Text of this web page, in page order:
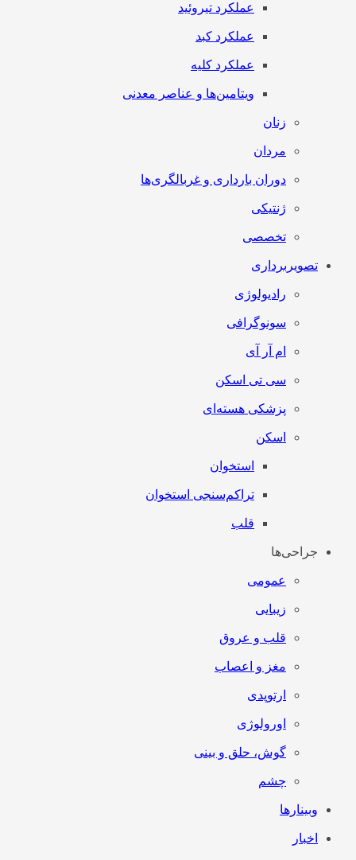
عملکرد تیروئید
عملکرد کبد
عملکرد کلیه
ویتامین‌ها و عناصر معدنی
زنان
مردان
دوران بارداری و غربالگری‌ها
ژنتیکی
تخصصی
تصویربرداری
رادیولوژی
سونوگرافی
ام آر آی
سی تی اسکن
پزشکی هسته‌ای
اسکن
استخوان
تراکم‌سنجی استخوان
قلب
جراحی‌ها
عمومی
زیبایی
قلب و عروق
مغز و اعصاب
ارتوپدی
اورولوژی
گوش، حلق و بینی
چشم
وبینارها
اخبار